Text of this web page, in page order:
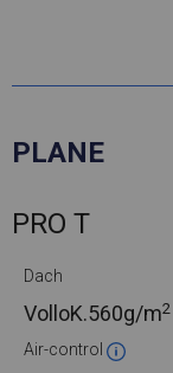
PLANE
PRO T
Dach
VolloK.560g/m2
Air-control